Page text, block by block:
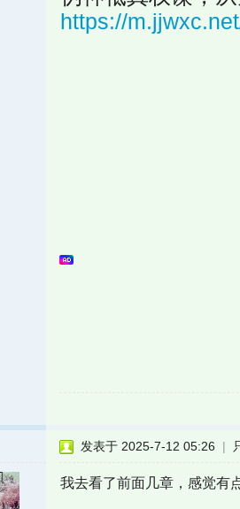
https://
发表于 2025-7-12 05:26 |
我去看了前面几章，感觉有